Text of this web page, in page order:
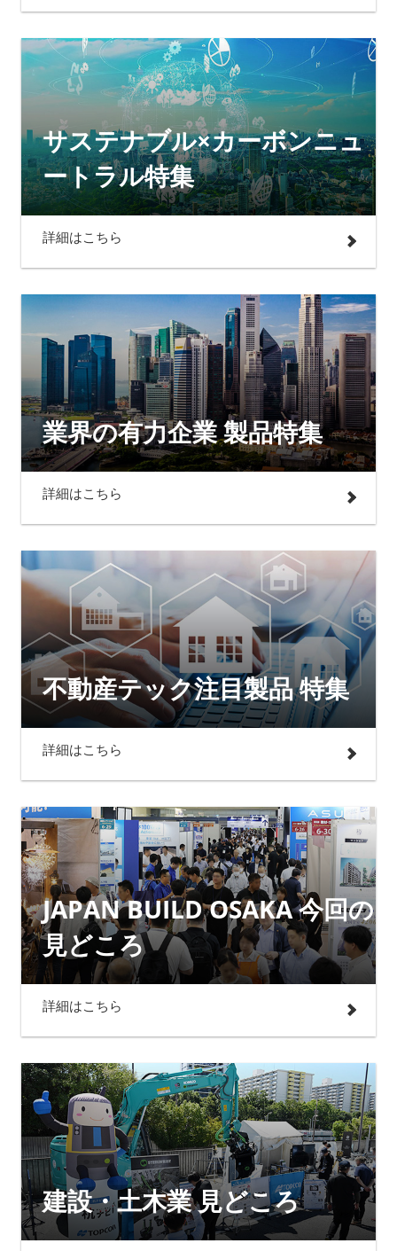
サステナブル×カーボンニュ
ートラル特集
詳細はこちら
業界の有力企業 製品特集
詳細はこちら
不動産テック注目製品 特集
詳細はこちら
JAPAN BUILD OSAKA 今回の
見どころ
詳細はこちら
建設・土木業 見どころ